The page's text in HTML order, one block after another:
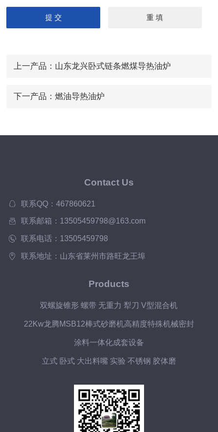
上一产品： 山东龙兴卧式链条燃煤导热油炉
下一产品： 燃油导热油炉
Contact Us
联系QQ：467860621
联系邮箱：13505459798@163.com
联系电话：13505459798
联系地址：山东省莱州市路旺龙王埠
Products
双螺旋锥形 螺带 无重力 犁刀 V型混合机
22Kw龙腾MSB12棒式砂磨机高精度特殊机械密封
涂料一体化成套设备
立式 卧式 大出料嘴 实验 不锈钢 胶体磨